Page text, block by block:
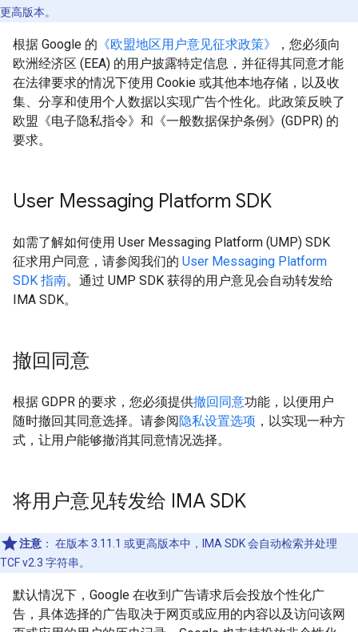
更高版本。
根据 Google 的 《欧盟地区用户意见征求政策》
，您必须向
欧洲经济区 (EEA) 的用户披露特定信息，并征得其同意才能
在法律要求的情况下使用 Cookie 或其他本地存储，以及收
集、分享和使用个人数据以实现广告个性化。此政策反映了
欧盟《电子隐私指令》和《一般数据保护条例》(GDPR) 的
要求。
User Messaging Platform SDK
如需了解如何使用 User Messaging Platform (UMP) SDK
征求用户同意，请参阅我们的 User Messaging Platform
SDK 指南。通过 UMP SDK 获得的用户意见会自动转发给
IMA SDK。
撤回同意
根据 GDPR 的要求，您必须提供撤回同意功能，以便用户
随时撤回其同意选择。请参阅隐私设置选项 ，以实现一种方
式，让用户能够撤消其同意情况选择。
将用户意见转发给 IMA SDK
注意 ： 在版本 3.11.1 或更高版本中，IMA SDK 会自动检索并处理
TCF v2.3 字符串。
默认情况下，Google 在收到广告请求后会投放个性化广
告，具体选择的广告取决于网页或应用的内容以及访问该网